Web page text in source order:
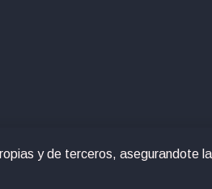
y de terceros, asegurandote